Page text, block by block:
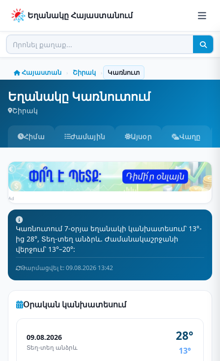
Եղանակը Հայաստանում
Հայաստան › Շիրակ › Կառնուտ
Եղանակը Կառնուտում
Շիրակ
Հիմա Ժամային Այսօր Վաղը
Ad
Կառնուտում 7-օրյա եղանակի կանխատեսում՝ 13°-
ից 28°, Տեղ-տեղ անձրև. Ժամանակաշրջանի
վերջում՝ 13°–20°:
Թարմացվել է: 09.08.2026 13:42
Օրական կանխատեսում
09.08.2026
Տեղ-տեղ անձրև
28°
13°